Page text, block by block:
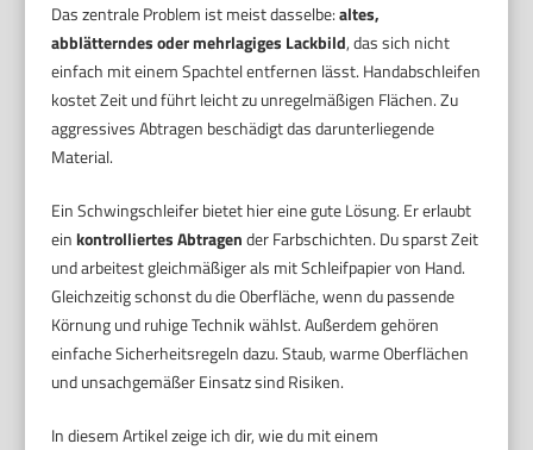
Das zentrale Problem ist meist dasselbe:altes,
abblätterndes oder mehrlagiges Lackbild, das sich nicht
einfach mit einem Spachtel entfernen lässt. Handabschleifen
kostet Zeit und führt leicht zu unregelmäßigen Flächen. Zu
aggressives Abtragen beschädigt das darunterliegende
Material.
Ein Schwingschleifer bietet hier eine gute Lösung. Er erlaubt
einkontrolliertes Abtragender Farbschichten. Du sparst Zeit
und arbeitest gleichmäßiger als mit Schleifpapier von Hand.
Gleichzeitig schonst du die Oberfläche, wenn du passende
Körnung und ruhige Technik wählst. Außerdem gehören
einfache Sicherheitsregeln dazu. Staub, warme Oberflächen
und unsachgemäßer Einsatz sind Risiken.
In diesem Artikel zeige ich dir, wie du mit einem